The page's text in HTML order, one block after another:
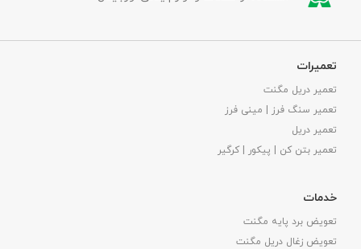
تعمیرات
تعمیر دریل مگنت
تعمیر سنگ فرز | مینی فرز
تعمیر دریل
تعمیر بتن کن | پیکور | کرگیر
خدمات
تعویض برد پایه مگنت
تعویض زغال دریل مگنت